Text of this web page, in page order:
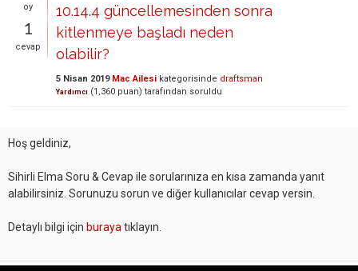
oy
1
cevap
10.14.4 güncellemesinden sonra
kitlenmeye başladı neden
olabilir?
5 Nisan 2019 Mac Ailesi kategorisinde draftsman
Yardımcı (1,360 puan) tarafından soruldu
Hoş geldiniz,
Sihirli Elma Soru & Cevap ile sorularınıza en kısa zamanda yanıt
alabilirsiniz. Sorunuzu sorun ve diğer kullanıcılar cevap versin.
Detaylı bilgi için buraya tıklayın.